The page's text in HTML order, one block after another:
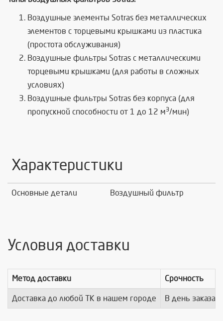
Воздушные элементы Sotras без металлических
элементов с торцевыми крышками из пластика
(простота обслуживания)
Воздушные фильтры Sotras с металлическими
торцевыми крышками (для работы в сложных
условиях)
Воздушные фильтры Sotras без корпуса (для
пропускной способности от 1 до 12 м3/мин)
Характеристики
Основные детали Воздушный фильтр
Условия доставки
Метод доставки Срочность
Доставка до любой ТК в нашем городе В день заказа